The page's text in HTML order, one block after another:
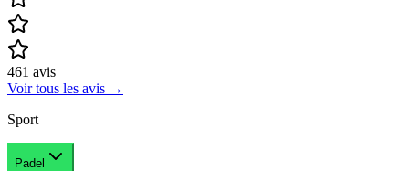
461 avis
Voir tous les avis →
Sport
Padel